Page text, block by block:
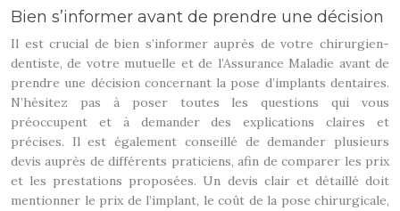
Bien s’informer avant de prendre une décision
Il est crucial de bien s’informer auprès de votre chirurgien-
dentiste, de votre mutuelle et de l’Assurance Maladie avant de
prendre une décision concernant la pose d’implants dentaires.
N’hésitez pas à poser toutes les questions qui vous
préoccupent et à demander des explications claires et
précises. Il est également conseillé de demander plusieurs
devis auprès de différents praticiens, afin de comparer les prix
et les prestations proposées. Un devis clair et détaillé doit
mentionner le prix de l’implant, le coût de la pose chirurgicale,